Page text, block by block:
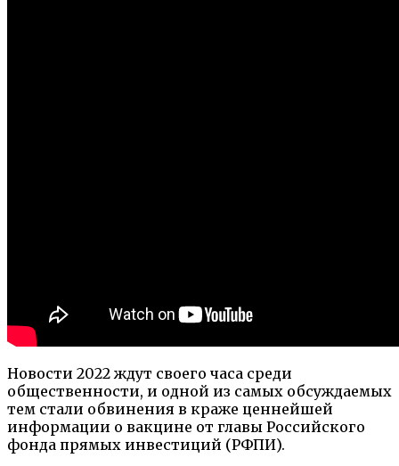
Новости 2022 ждут своего часа среди
общественности, и одной из самых обсуждаемых
тем стали обвинения в краже ценнейшей
информации о вакцине от главы Российского
фонда прямых инвестиций (РФПИ).